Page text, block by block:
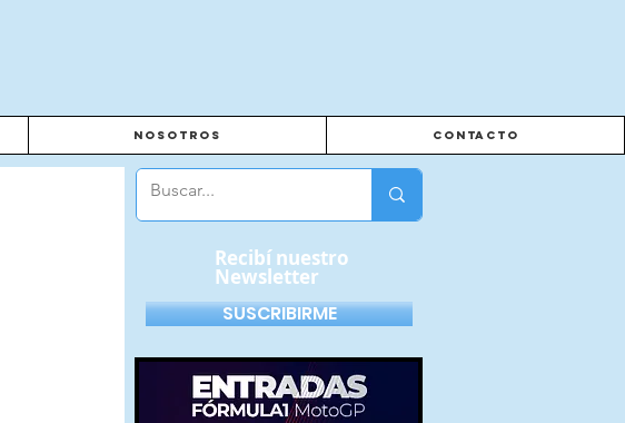
Nosotros Contacto
Recibí nuestro
Newsletter
SUSCRIBIRME